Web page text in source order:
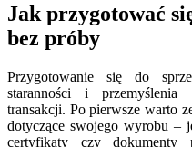
Jak przygotować
bez próby
Przygotowanie się do
staranności i
transakcji. Po pierwsze warto
dotyczące swojego wyrobu –
certyfikaty czy dokumenty